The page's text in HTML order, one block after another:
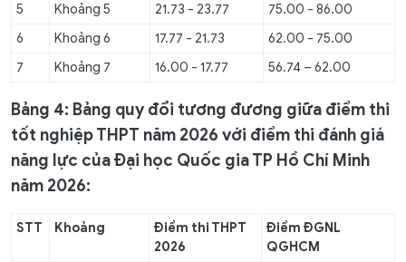
5
Khoảng 5 21.73 - 23.77
75.00 - 86.00
6
Khoảng 6 17.77 - 21.73
62.00 - 75.00
7
Khoảng 7 16.00 - 17.77 56.74 – 62.00
Bảng 4: Bảng quy đổi tương đương giữa điểm thi
tốt nghiệp THPT năm 2026 với điểm thi đánh giá
năng lực của Đại học Quốc gia TP Hồ Chí Minh
năm 2026:
STT Khoảng
Điểm thi THPT
2026
Điểm ĐGNL
QGHCM